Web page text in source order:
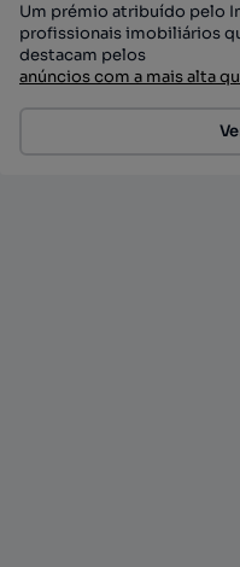
Um prémio atribuído pelo
profissionais imobiliários
destacam pelos
anúncios com a mais alta